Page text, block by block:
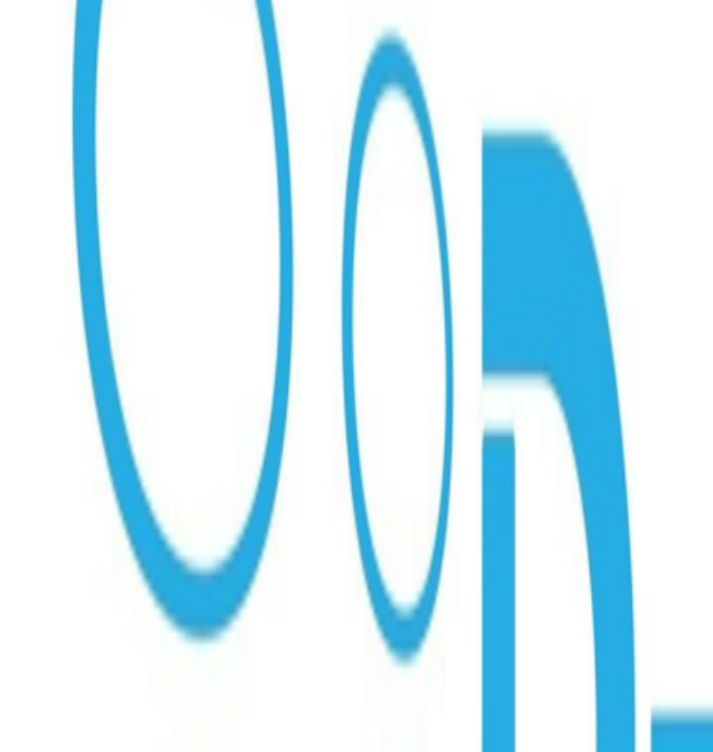
Who we are
AT PARTNERSが提供するファンド・オブ・ファンズを活用した
オープンイノベーション活動のフロー
詳しく見る
AT PARTNERS3つの強み